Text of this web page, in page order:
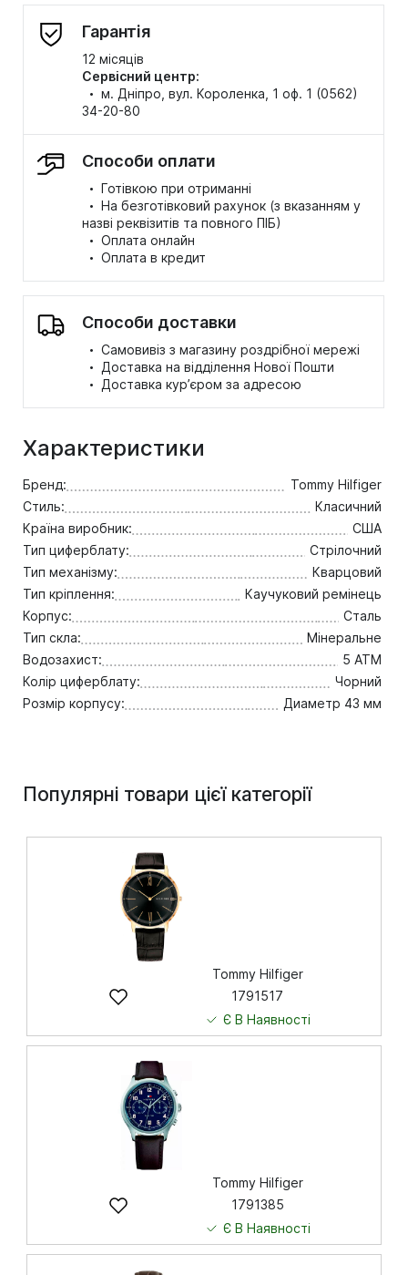
Гарантія
12 місяців
Сервісний центр:
· м. Дніпро, вул. Короленка, 1 оф. 1 (0562)
34-20-80
Способи оплати
· Готівкою при отриманні
· На безготівковий рахунок (з вказанням у
назві реквізитів та повного ПІБ)
· Оплата онлайн
· Оплата в кредит
Способи доставки
· Самовивіз з магазину роздрібної мережі
· Доставка на відділення Нової Пошти
· Доставка кур’єром за адресою
Характеристики
Бренд:
Tommy Hilfiger
Стиль:
Класичний
Країна виробник:
США
Тип циферблату:
Стрілочний
Тип механізму:
Кварцовий
Тип кріплення:
Каучуковий ремінець
Корпус:
Сталь
Тип скла:
Мінеральне
Водозахист:
5 ATM
Колір циферблату:
Чорний
Розмір корпусу:
Диаметр 43 мм
Популярні товари цієї категорії
Tommy Hilfiger
1791517
Є В Наявності
Tommy Hilfiger
1791385
Є В Наявності